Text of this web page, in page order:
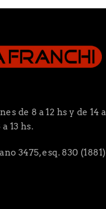
de 8 a 12 hs y de 14
13 hs.
3475, esq. 830 (1881)